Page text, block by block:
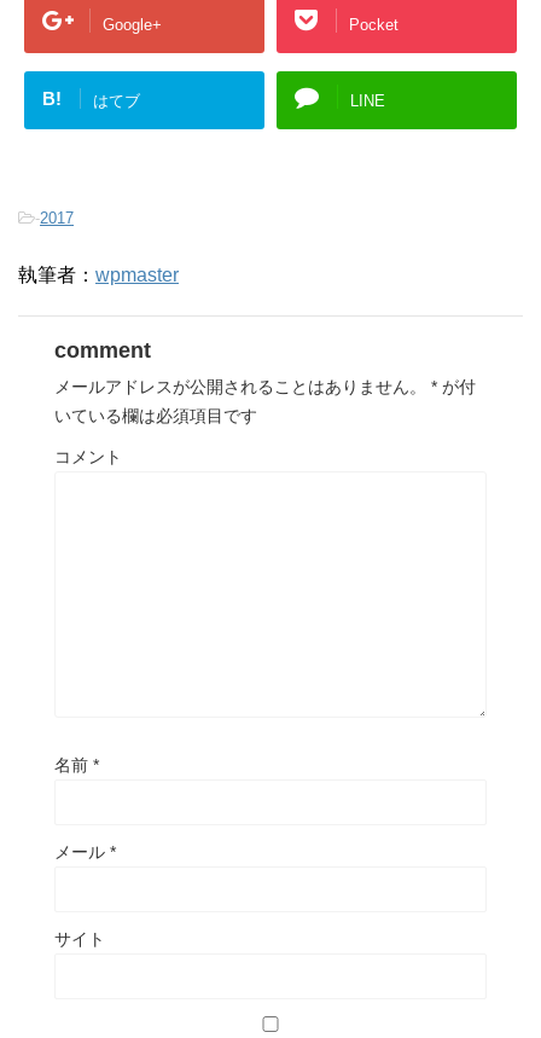
Google+ Pocket
B! はてブ LINE
-2017
執筆者： wpmaster
comment
メールアドレスが公開されることはありません。 * が付
いている欄は必須項目です
コメント
名前 *
メール *
サイト